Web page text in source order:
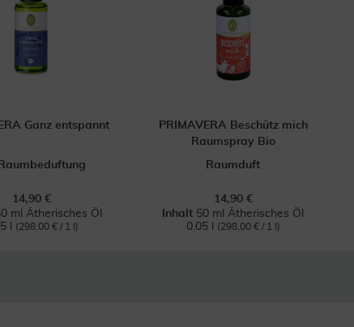
Ganz entspannt
14,90 €
ml Ätherisches Öl
l
(298,00 € / 1 l)
PRIMAVERA Beschütz mich
Raumspray Bio
Raumduft
14,90 €
Inhalt 50 ml Ätherisches Öl
0.05 l
(298,00 € / 1 l)